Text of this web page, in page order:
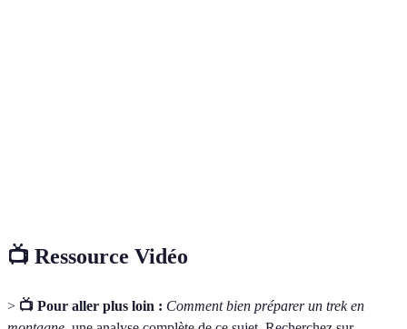
📺 Ressource Vidéo
> 📺 Pour aller plus loin : Comment bien préparer un trek en